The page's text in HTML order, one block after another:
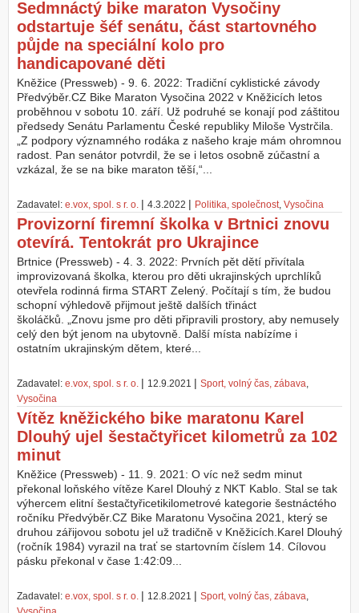
Sedmnáctý bike maraton Vysočiny
odstartuje šéf senátu, část startovného
půjde na speciální kolo pro
handicapované děti
Kněžice (Pressweb) - 9. 6. 2022: Tradiční cyklistické závody
Předvýběr.CZ Bike Maraton Vysočina 2022 v Kněžicích letos
proběhnou v sobotu 10. září. Už podruhé se konají pod záštitou
předsedy Senátu Parlamentu České republiky Miloše Vystrčila.
„Z podpory významného rodáka z našeho kraje mám ohromnou
radost. Pan senátor potvrdil, že se i letos osobně zúčastní a
vzkázal, že se na bike maraton těší,“...
Zadavatel: e.vox, spol. s r. o. | 4.3.2022 | Politika, společnost, Vysočina
Provizorní firemní školka v Brtnici znovu
otevírá. Tentokrát pro Ukrajince
Brtnice (Pressweb) - 4. 3. 2022: Prvních pět dětí přivítala
improvizovaná školka, kterou pro děti ukrajinských uprchlíků
otevřela rodinná firma START Zelený. Počítají s tím, že budou
schopní výhledově přijmout ještě dalších třináct
školáčků. „Znovu jsme pro děti připravili prostory, aby nemusely
celý den být jenom na ubytovně. Další místa nabízíme i
ostatním ukrajinským dětem, které...
Zadavatel: e.vox, spol. s r. o. | 12.9.2021 | Sport, volný čas, zábava,
Vysočina
Vítěz kněžického bike maratonu Karel
Dlouhý ujel šestačtyřicet kilometrů za 102
minut
Kněžice (Pressweb) - 11. 9. 2021: O víc než sedm minut
překonal loňského vítěze Karel Dlouhý z NKT Kablo. Stal se tak
výhercem elitní šestačtyřicetikilometrové kategorie šestnáctého
ročníku Předvýběr.CZ Bike Maratonu Vysočina 2021, který se
druhou zářijovou sobotu jel už tradičně v Kněžicích.Karel Dlouhý
(ročník 1984) vyrazil na trať se startovním číslem 14. Cílovou
pásku překonal v čase 1:42:09...
Zadavatel: e.vox, spol. s r. o. | 12.8.2021 | Sport, volný čas, zábava,